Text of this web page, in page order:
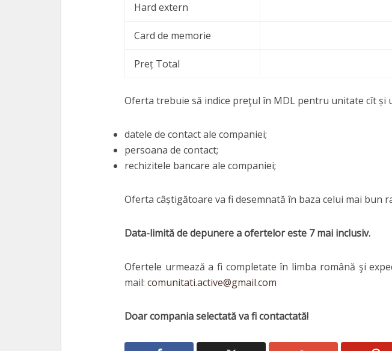
Hard extern
Card de memorie
Preț Total
Oferta trebuie să indice preţul în MDL pentru unitate cît și
datele de contact ale companiei;
persoana de contact;
rechizitele bancare ale companiei;
Oferta câștigătoare va fi desemnată în baza celui mai bun
Data-limită de depunere a ofertelor este 7 mai inclusiv.
Ofertele urmează a fi completate în limba română şi
mail: comunitati.active@gmail.com
Doar compania selectată va fi contactată!